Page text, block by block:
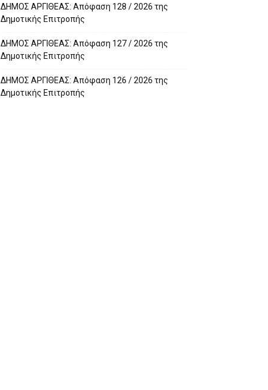
ΔΗΜΟΣ ΑΡΓΙΘΕΑΣ: Απόφαση 128 / 2026 της
Δημοτικής Επιτροπής
ΔΗΜΟΣ ΑΡΓΙΘΕΑΣ: Απόφαση 127 / 2026 της
Δημοτικής Επιτροπής
ΔΗΜΟΣ ΑΡΓΙΘΕΑΣ: Απόφαση 126 / 2026 της
Δημοτικής Επιτροπής